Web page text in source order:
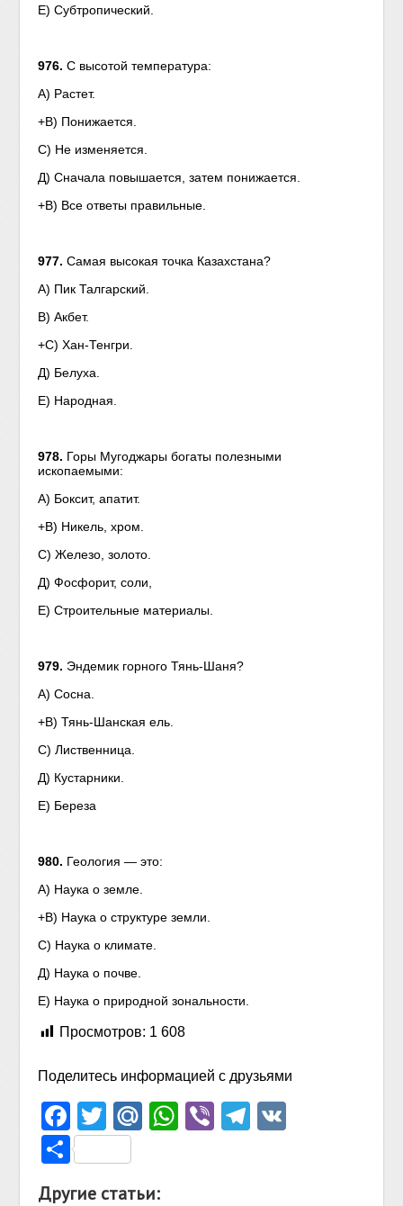
Е) Субтропический.
976.С высотой температура:
А) Растет.
+В) Понижается.
С) Не изменяется.
Д) Сначала повышается, затем понижается.
+В) Все ответы правильные.
977.Самая высокая точка Казахстана?
А) Пик Талгарский.
В) Акбет.
+С) Хан-Тенгри.
Д) Белуха.
Е) Народная.
978. Горы Мугоджары богаты полезными
ископаемыми:
А) Боксит, апатит.
+В) Никель, хром.
С) Железо, золото.
Д) Фосфорит, соли,
Е) Строительные материалы.
979. Эндемик горного Тянь-Шаня?
А) Сосна.
+В) Тянь-Шанская ель.
С) Лиственница.
Д) Кустарники.
Е) Береза
980. Геология — это:
А) Наука о земле.
+В) Наука о структуре земли.
С) Наука о климате.
Д) Наука о почве.
Е) Наука о природной зональности.
Просмотров: 1 608
Поделитесь информацией с друзьями
Facebook
TwitterMail.Ru
WhatsApp
ViberTelegram
Отправить
Другие статьи: